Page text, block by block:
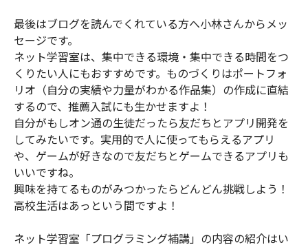
最後はブログを読んでくれている方へ小林さんからメッ
セージです。
ネット学習室は、集中できる環境・集中できる時間をつ
くりたい人にもおすすめです。ものづくりはポートフォ
リオ（自分の実績や力量がわかる作品集）の作成に直結
するので、推薦入試にも生かせますよ！
自分がもしオン通の生徒だったら友だちとアプリ開発を
してみたいです。実用的で人に使ってもらえるアプリ
や、ゲームが好きなので友だちとゲームできるアプリも
いいですね。
興味を持てるものがみつかったらどんどん挑戦しよう！
高校生活はあっという間ですよ！
ネット学習室「プログラミング補講」の内容の紹介はい